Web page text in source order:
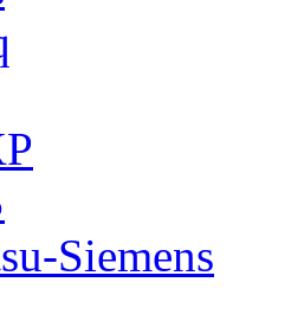
Siemens